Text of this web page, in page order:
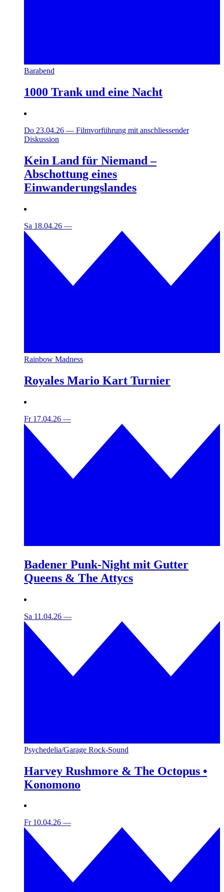
Barabend
1000 Trank und eine Nacht
Do 23.04.26 — Filmvorführung mit anschliessender
Diskussion
Kein Land für Niemand –
Abschottung eines
Einwanderungslandes
Sa 18.04.26 —
Rainbow Madness
Royales Mario Kart Turnier
Fr 17.04.26 —
Badener Punk-Night mit Gutter
Queens & The Attycs
Sa 11.04.26 —
Psychedelia/Garage Rock-Sound
Harvey Rushmore & The Octopus •
Konomono
Fr 10.04.26 —